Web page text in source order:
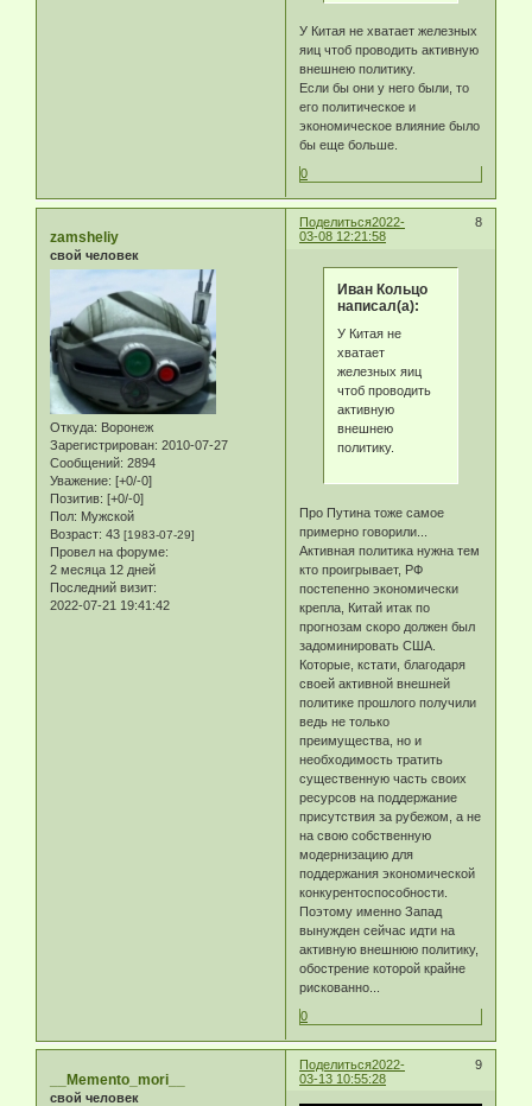
У Китая не хватает железных
яиц чтоб проводить активную
внешнею политику.
Если бы они у него были, то
его политическое и
экономическое влияние было
бы еще больше.
0
Поделиться 8
2022-
03-08 12:21:58
zamsheliy
свой человек
Откуда: Воронеж
Зарегистрирован: 2010-07-27
Сообщений: 2894
Уважение: [+0/-0]
Позитив: [+0/-0]
Пол: Мужской
Возраст: 43 [1983-07-29]
Провел на форуме:
2 месяца 12 дней
Последний визит:
2022-07-21 19:41:42
Иван Кольцо
написал(а):
У Китая не
хватает
железных яиц
чтоб проводить
активную
внешнею
политику.
Про Путина тоже самое
примерно говорили...
Активная политика нужна тем
кто проигрывает, РФ
постепенно экономически
крепла, Китай итак по
прогнозам скоро должен был
задоминировать США.
Которые, кстати, благодаря
своей активной внешней
политике прошлого получили
ведь не только
преимущества, но и
необходимость тратить
существенную часть своих
ресурсов на поддержание
присутствия за рубежом, а не
на свою собственную
модернизацию для
поддержания экономической
конкурентоспособности.
Поэтому именно Запад
вынужден сейчас идти на
активную внешнюю политику,
обострение которой крайне
рискованно...
0
Поделиться 9
2022-
03-13 10:55:28
__Memento_mori__
свой человек